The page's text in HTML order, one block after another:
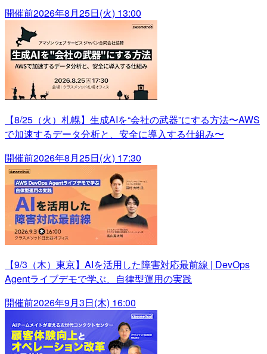
開催前2026年8月25日(火) 13:00
【8/25（火）札幌】生成AIを“会社の武器”にする方法〜AWS
で加速するデータ分析と、安全に導入する仕組み〜
開催前2026年8月25日(火) 17:30
【9/3（木）東京】AIを活用した障害対応最前線 | DevOps
Agentライブデモで学ぶ、自律型運用の実践
開催前2026年9月3日(木) 16:00